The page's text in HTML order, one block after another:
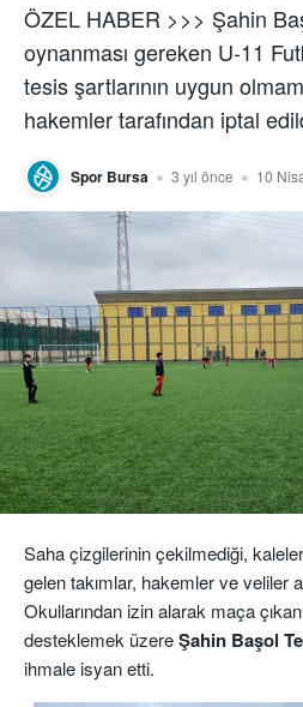
ÖZEL HABER >>> Şahin
oynanması gereken U-11
tesis şartlarının uygun
hakemler tarafından iptal
Spor Bursa 3 yıl önce 10
Saha çizgilerinin çekilmediği,
gelen takımlar, hakemler ve veliler
Okullarından izin alarak maça
desteklemek üzereŞahin Başol
ihmale isyan etti.